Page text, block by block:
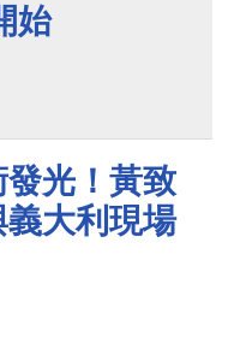
始
光！黃致
大利現場